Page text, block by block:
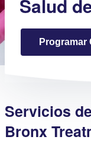
Salud
Programar
Servicios
Bronx